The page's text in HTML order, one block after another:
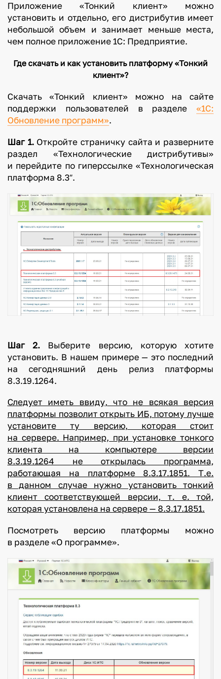
Приложение «Тонкий клиент» можно
установить и отдельно, его дистрибутив имеет
небольшой объем и занимает меньше места,
чем полное приложение 1С: Предприятие.
Где скачать и как установить платформу «Тонкий
клиент»?
Скачать «Тонкий клиент» можно на сайте
поддержки пользователей в разделе«1С:
Обновление программ».
Шаг 1.Откройте страничку сайта и разверните
раздел «Технологические дистрибутивы»
и перейдите по гиперссылке «Технологическая
платформа 8.3″.
Шаг 2. Выберите версию, которую хотите
установить. В нашем примере — это последний
на сегодняшний день релиз платформы
8.3.19.1264.
Следует иметь ввиду, что не всякая версия
платформы позволит открыть ИБ, потому лучше
установите ту версию, которая стоит
на сервере. Например, при установке тонкого
клиента на компьютере версии
8.3.19.1264 не открылась программа,
работающая на платформе 8.3.17.1851. Т.е.
в данном случае нужно установить тонкий
клиент соответствующей версии, т. е. той,
которая установлена на сервере — 8.3.17.1851.
Посмотреть версию платформы можно
в разделе «О программе».